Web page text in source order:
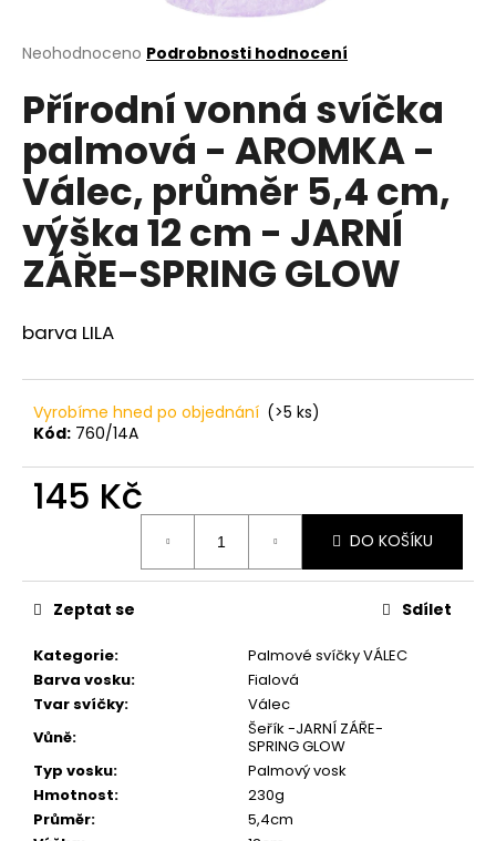
Průměrné
produktu
je
5
hvězdiček.
Neohodnoceno Podrobnosti hodnocení
Přírodní vonná svíčka
palmová - AROMKA -
Válec, průměr 5,4 cm,
výška 12 cm - JARNÍ
ZÁŘE-SPRING GLOW
barva LILA
Vyrobíme hned po objednání (>5 ks)
Kód: 760/14A
145 Kč
DO KOŠÍKU
Kategorie:
Palmové svíčky VÁLEC
Barva vosku:
Fialová
Tvar svíčky:
Válec
Vůně:
Šeřík -JARNÍ ZÁŘE-
SPRING GLOW
Typ vosku:
Palmový vosk
Hmotnost:
230g
Průměr:
5,4cm
Zeptat se Sdílet
j
t
?
HLEDAT
o
p
o
u
e
m
e
PŘÍRODNÍ
VONNÁ
SÓJOVÁ
AROMKA
PIVNÍ